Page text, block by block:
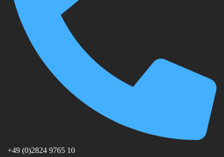
+49 (0)2824 9765 10